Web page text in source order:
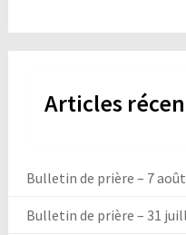
Articles
Bulletin de prière – 7
Bulletin de prière – 31